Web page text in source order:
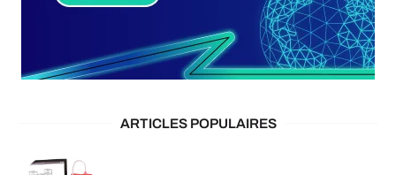
ARTICLES POPULAIRES